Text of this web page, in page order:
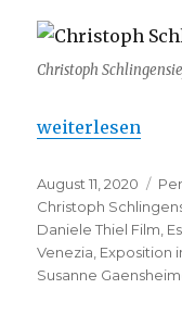
Christoph
„Christoph
weiterlesen
Veröffentlicht
am
August 11, 2020
Christoph
Daniele Thiel Film
Venezia Exposition
Susanne